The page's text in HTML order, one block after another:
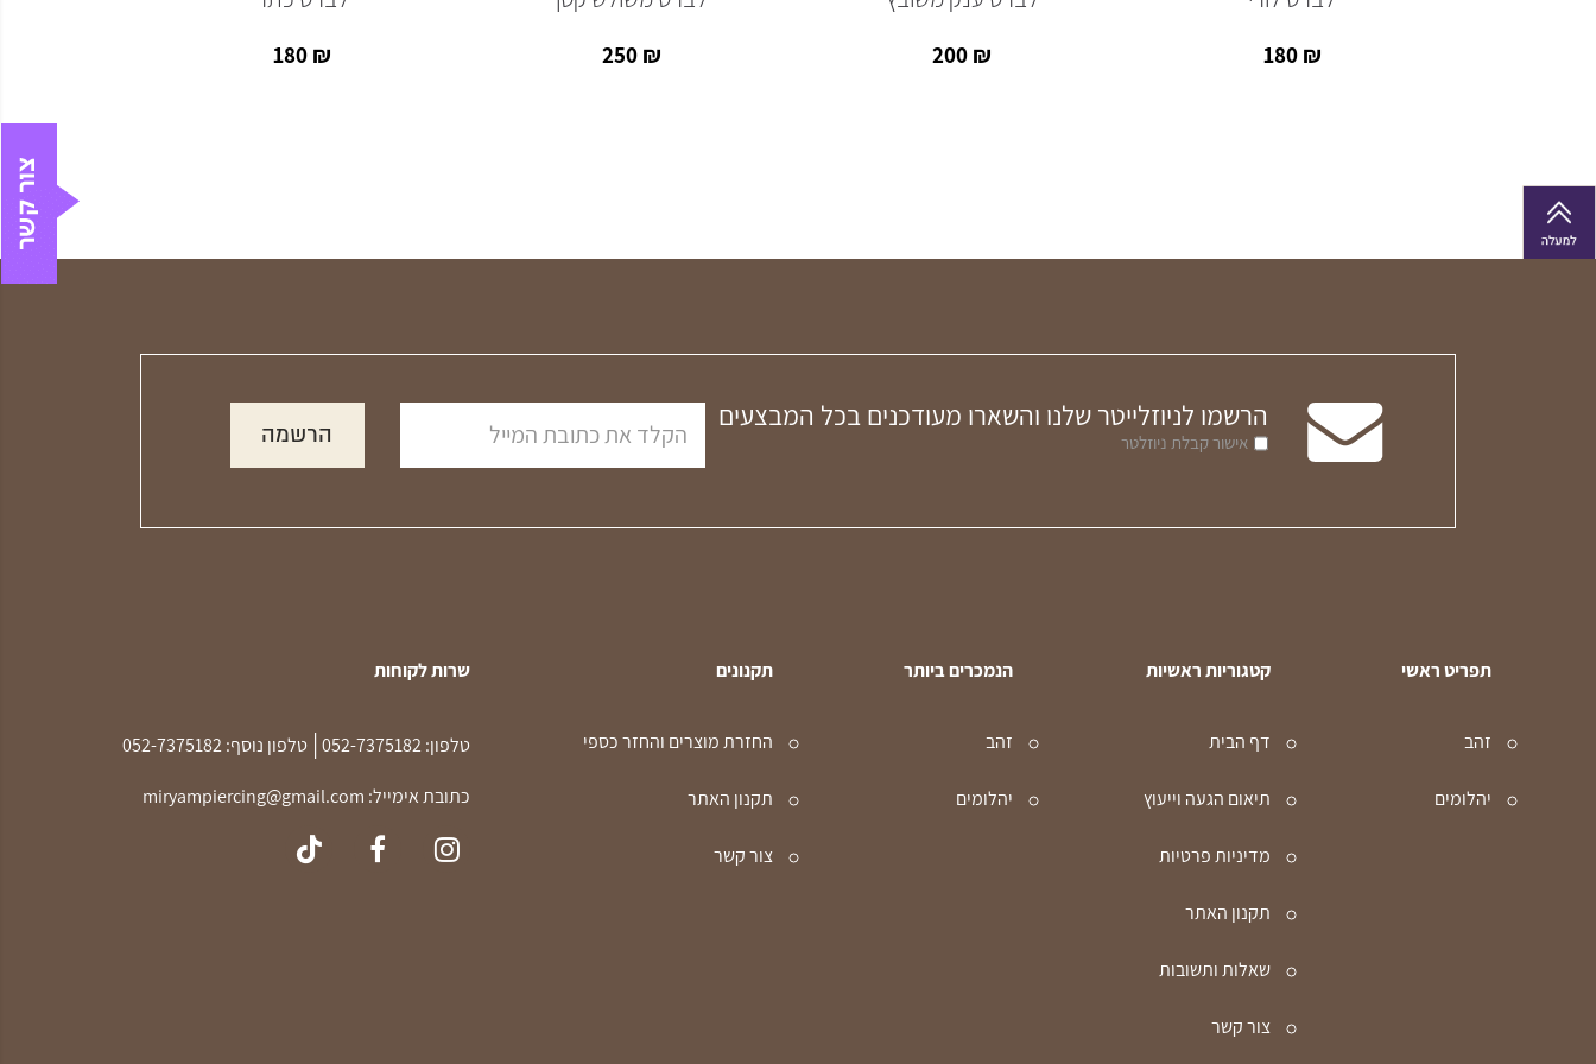
180 ₪
200 ₪
250 ₪
180 ₪
הרשמו לניוזלייטר שלנו והשארו מעודכנים בכל המבצעים
אישור קבלת ניוזלטר
תפריט ראשי
זהב
יהלומים
קטגוריות ראשיות
דף הבית
תיאום הגעה וייעוץ
מדיניות פרטיות
תקנון האתר
שאלות ותשובות
צור קשר
הנמכרים ביותר
זהב
יהלומים
תקנונים
החזרת מוצרים והחזר כספי
תקנון האתר
צור קשר
שרות לקוחות
טלפון:052-7375182
| טלפון נוסף:052-7375182
כתובת אימייל: miryampiercing@gmail.com